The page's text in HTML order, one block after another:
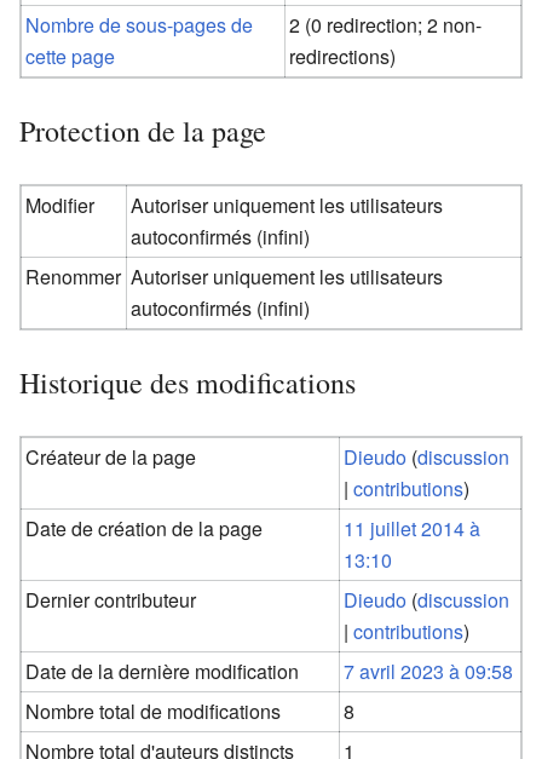
Nombre de sous-pages de
cette page
2 (0 redirection; 2 non-
redirections)
Protection de la page
Modifier
Autoriser uniquement les utilisateurs
autoconfirmés (infini)
Renommer Autoriser uniquement les utilisateurs
autoconfirmés (infini)
Historique des modifications
Créateur de la page Dieudo (discussion
|contributions)
Date de création de la page
11 juillet 2014 à
13:10
Dernier contributeur
Dieudo (discussion
|contributions)
Date de la dernière modification
7 avril 2023 à 09:58
Nombre total de modifications
8
Nombre total d'auteurs distincts
1